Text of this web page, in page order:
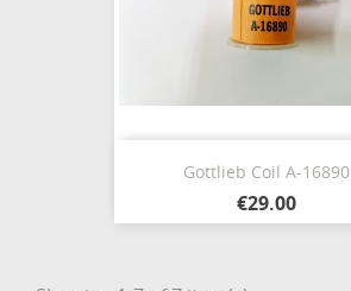
Gottlieb Coil A-16890
€29.00